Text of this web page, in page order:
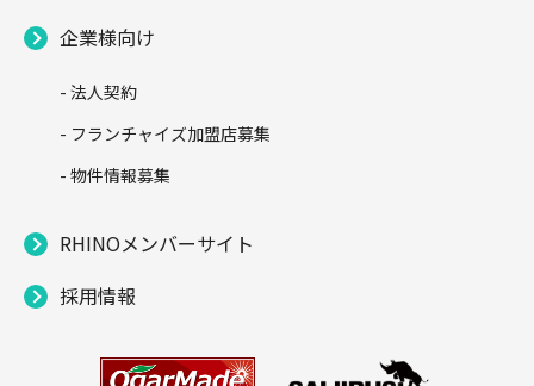
企業様向け
- 法人契約
- フランチャイズ加盟店募集
- 物件情報募集
RHINOメンバーサイト
採用情報